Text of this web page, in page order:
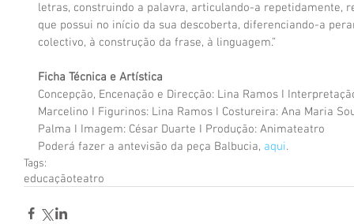
letras, construindo a palavra, articulando-a repetidamente,
que possui no início da sua descoberta, diferenciando-a
colectivo, à construção da frase, à linguagem.”
Ficha Técnica e Artística
Concepção, Encenação e Direcção: Lina Ramos I
Marcelino I Figurinos: Lina Ramos I Costureira: Ana Maria
Palma I Imagem: César Duarte I Produção: Animateatro
Poderá fazer a antevisão da peça Balbucia, aqui.
Tags:
educaçãoteatro